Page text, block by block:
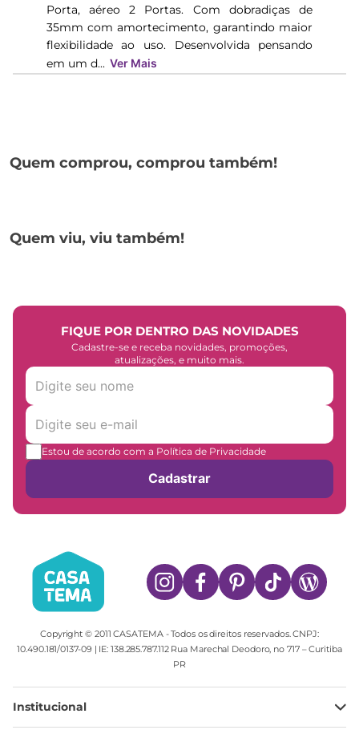
Porta, aéreo 2 Portas. Com dobradiças de
35mm com amortecimento, garantindo maior
flexibilidade ao uso. Desenvolvida pensando
em um d... Ver Mais
Quem comprou, comprou também!
Quem viu, viu também!
FIQUE POR DENTRO DAS NOVIDADES
Cadastre-se e receba novidades, promoções,
atualizações, e muito mais.
Estou de acordo com a Política de Privacidade
Cadastrar
Copyright © 2011 CASATEMA - Todos os direitos reservados. CNPJ:
10.490.181/0137-09 | IE: 138.285.787.112 Rua Marechal Deodoro, no 717 – Curitiba
PR
Institucional
Minha Conta